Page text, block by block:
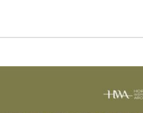
się archeologią XXI w., archeologią (dla)
szczególną pozycję, jaką zajmuje wśród
swoistą jej diagnozą w ostatnich
został także kontekst jej rozwoju i
przebić wśród "klasycznych" działów